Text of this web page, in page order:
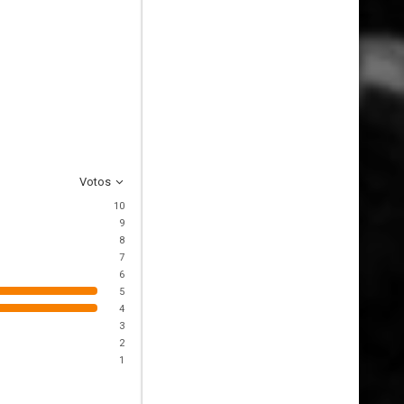
Votos
10
9
8
7
6
5
4
3
2
1